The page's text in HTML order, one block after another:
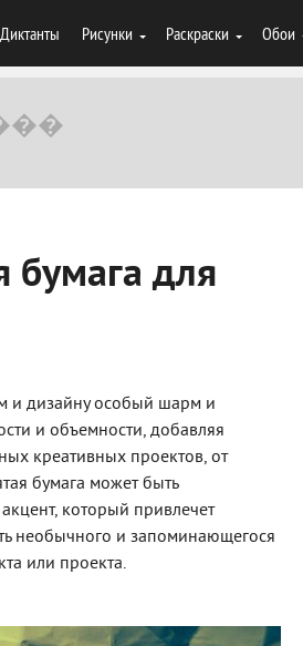
Рисунки Раскраски Обои
бумага для
и дизайну особый шарм и
и объемности, добавляя
креативных проектов, от
бумага может быть
который привлечет
необычного и запоминающегося
или проекта.